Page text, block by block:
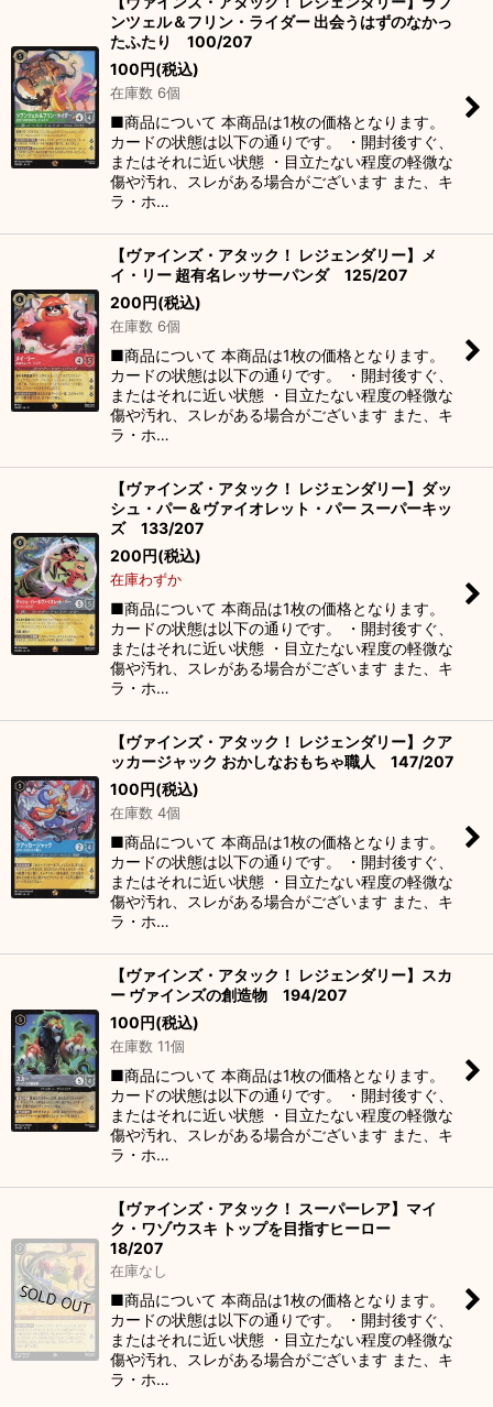
ンツェル＆フリン・ライダー 出会うはずのなかっ
たふたり 100/207
100円(税込)
在庫数 6個
■商品について 本商品は1枚の価格となります。
カードの状態は以下の通りです。 ・開封後すぐ、
またはそれに近い状態 ・目立たない程度の軽微な
傷や汚れ、スレがある場合がございます また、キ
ラ・ホ…
【ヴァインズ・アタック！ レジェンダリー】メ
イ・リー 超有名レッサーパンダ 125/207
200円(税込)
在庫数 6個
■商品について 本商品は1枚の価格となります。
カードの状態は以下の通りです。 ・開封後すぐ、
またはそれに近い状態 ・目立たない程度の軽微な
傷や汚れ、スレがある場合がございます また、キ
ラ・ホ…
【ヴァインズ・アタック！ レジェンダリー】ダッ
シュ・パー＆ヴァイオレット・パー スーパーキッ
ズ 133/207
200円(税込)
在庫わずか
■商品について 本商品は1枚の価格となります。
カードの状態は以下の通りです。 ・開封後すぐ、
またはそれに近い状態 ・目立たない程度の軽微な
傷や汚れ、スレがある場合がございます また、キ
ラ・ホ…
【ヴァインズ・アタック！ レジェンダリー】クア
ッカージャック おかしなおもちゃ職人 147/207
100円(税込)
在庫数 4個
■商品について 本商品は1枚の価格となります。
カードの状態は以下の通りです。 ・開封後すぐ、
またはそれに近い状態 ・目立たない程度の軽微な
傷や汚れ、スレがある場合がございます また、キ
ラ・ホ…
【ヴァインズ・アタック！ レジェンダリー】スカ
ー ヴァインズの創造物 194/207
100円(税込)
在庫数 11個
■商品について 本商品は1枚の価格となります。
カードの状態は以下の通りです。 ・開封後すぐ、
またはそれに近い状態 ・目立たない程度の軽微な
傷や汚れ、スレがある場合がございます また、キ
ラ・ホ…
【ヴァインズ・アタック！ スーパーレア】マイ
ク・ワゾウスキ トップを目指すヒーロー
18/207
在庫なし
■商品について 本商品は1枚の価格となります。
カードの状態は以下の通りです。 ・開封後すぐ、
またはそれに近い状態 ・目立たない程度の軽微な
傷や汚れ、スレがある場合がございます また、キ
ラ・ホ…